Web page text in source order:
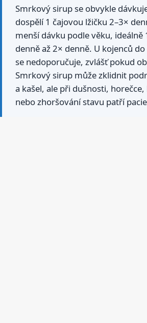
Smrkový sirup se obvykle
dospělí 1 čajovou lžičku 2–3×
menší dávku podle věku, ideálně
denně až 2× denně. U kojenců
se nedoporučuje, zvlášť pokud
Smrkový sirup může zklidnit
a kašel, ale při dušnosti,
nebo zhoršování stavu patří